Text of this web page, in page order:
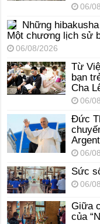
06/
Những
Một chương lịch sử
06/08/2026
Từ
bạn
Cha
06/
Đức
06/
Sức
06/
Giữa
của